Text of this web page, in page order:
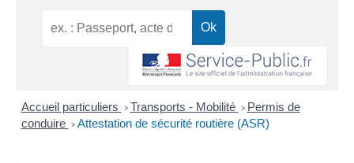
Accueil particuliers > Transports - Mobilité > Permis de
conduire > Attestation de sécurité routière (ASR)